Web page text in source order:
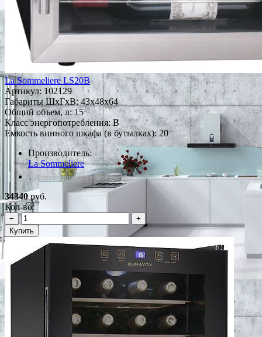
La Sommeliere LS20B
Артикул:102129
Габариты ШxГxВ: 43x48x64
Общий объем, л: 15
Класс энергопотребления: B
Емкость винного шкафа (в бутылках): 20
Производитель:
La Sommeliere
*Наличие уточняйте у менеджера
34340руб.
Кол-во:
−
+
Купить